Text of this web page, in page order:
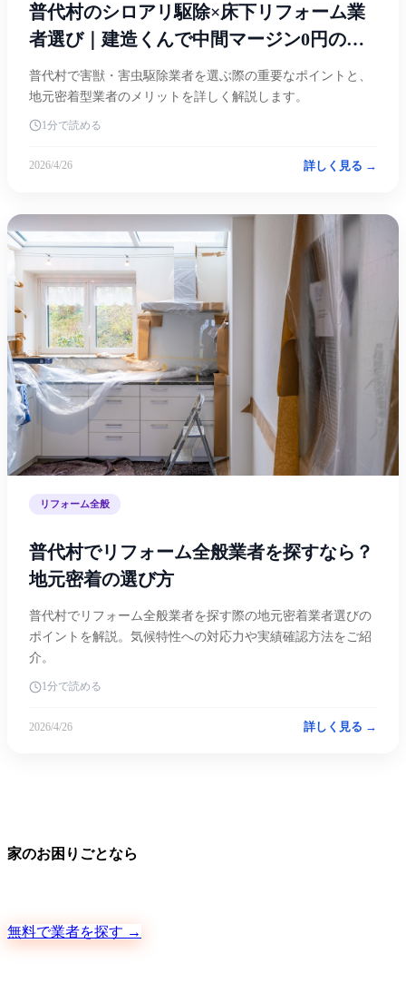
普代村のシロアリ駆除×床下リフォーム業
者選び｜建造くんで中間マージン0円の地
元職人を探す
普代村で害獣・害虫駆除業者を選ぶ際の重要なポイントと、
地元密着型業者のメリットを詳しく解説します。
1分で読める
2026/4/26 詳しく見る →
リフォーム全般
普代村でリフォーム全般業者を探すなら？
地元密着の選び方
普代村でリフォーム全般業者を探す際の地元密着業者選びの
ポイントを解説。気候特性への対応力や実績確認方法をご紹
介。
1分で読める
2026/4/26 詳しく見る →
家のお困りごとなら
無料で業者を探す →